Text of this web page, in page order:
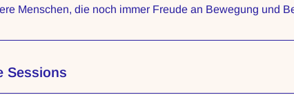
Menschen, die noch immer Freude an Bewegung und
Sessions